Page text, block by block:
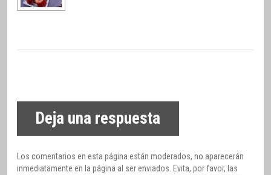
Deja una respuesta
Los comentarios en esta página están moderados, no aparecerán
inmediatamente en la página al ser enviados. Evita, por favor, las